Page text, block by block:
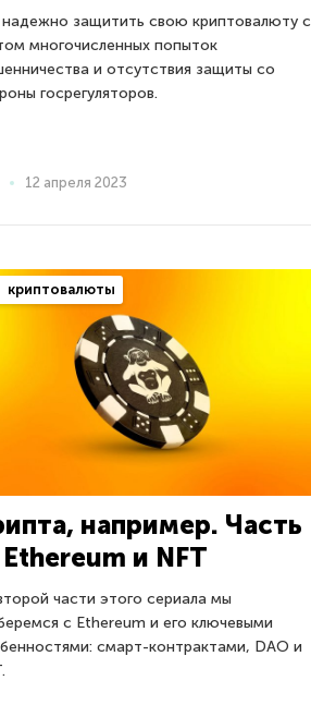
надежно защитить свою криптовалюту с
многочисленных попыток
и отсутствия защиты со
госрегуляторов.
12 апреля 2023
криптовалюты
например. Часть
и NFT
части этого сериала мы
с Ethereum и его ключевыми
смарт-контрактами, DAO и